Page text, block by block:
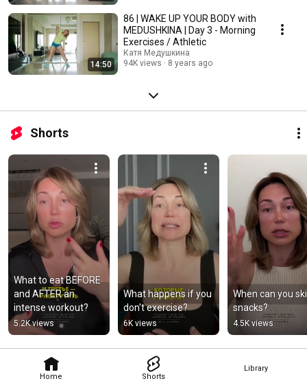
Home Shorts
Library
14:50
86 | WAKE UP YOUR BODY with
MEDUSHKINA | Day 3 - Morning
Exercises / Athletic
Катя Медушкина
94K views
8 years ago
Shorts
What to eat BEFORE
and AFTER an
intense workout?
5.2K views
What happens if you
don't exercise?
6K views
When can you
snacks?
4.5K views